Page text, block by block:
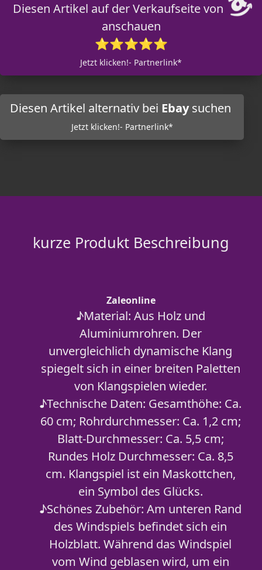
Diesen Artikel auf der Verkaufseite von
anschauen
⭐⭐⭐⭐⭐
Jetzt klicken!- Partnerlink*
Diesen Artikel alternativ bei Ebaysuchen
Jetzt klicken!- Partnerlink*
kurze Produkt Beschreibung
Zaleonline
♪Material: Aus Holz und
Aluminiumrohren. Der
unvergleichlich dynamische Klang
spiegelt sich in einer breiten Paletten
von Klangspielen wieder.
♪Technische Daten: Gesamthöhe: Ca.
60 cm; Rohrdurchmesser: Ca. 1,2 cm;
Blatt-Durchmesser: Ca. 5,5 cm;
Rundes Holz Durchmesser: Ca. 8,5
cm. Klangspiel ist ein Maskottchen,
ein Symbol des Glücks.
♪Schönes Zubehör: Am unteren Rand
des Windspiels befindet sich ein
Holzblatt. Während das Windspiel
vom Wind geblasen wird, um ein